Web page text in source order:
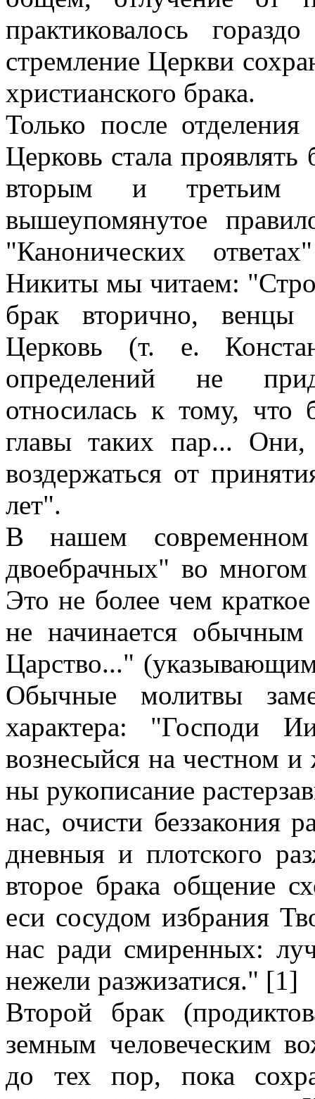
практиковалось
стремление Церкви
христианского брака.
Только после
Церковь стала
вторым и третьим
вышеупомянутое
"Канонических
Никиты мы читаем:
брак вторично, венцы
Церковь (т. е.
определений не
относилась к тому, что
главы таких пар...
воздержаться от
лет".
В нашем
двоебрачных" во
Это не более чем
не начинается обычным
Царство..."
Обычные молитвы
характера: "Господи
вознесыйся на честном
ны рукописание
нас, очисти беззакония
дневныя и плотского
второе брака общение
еси сосудом избрания
нас ради смиренных:
нежели разжизатися." [1]
Второй брак
земным человеческим
до тех пор, пока